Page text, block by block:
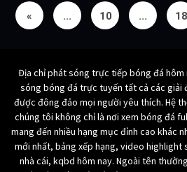
« ... 10 ... 18
Địa chỉ phát sóng trực tiếp bóng đá hôm
sóng bóng đá trực tuyến tất cả các giải
được đông đảo mọi người yêu thích. Hệ
chúng tôi không chỉ là nơi xem bóng đá
mang đến nhiều hạng mục đỉnh cao khác
mới nhất, bảng xếp hạng, video highlight
nhà cái, kqbd hôm nay. Ngoài tên